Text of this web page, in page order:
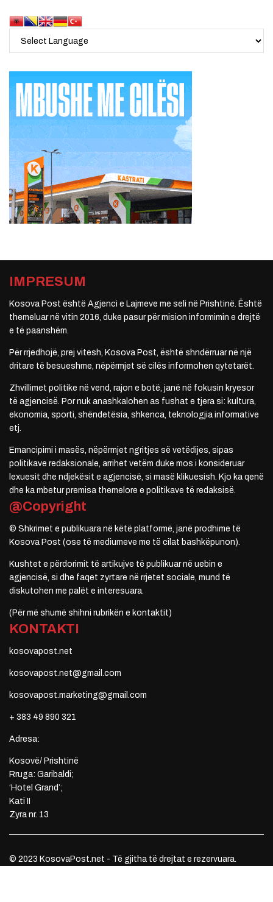
IMPRESUM
Kosova Post është Agjenci e Lajmeve me seli në Prishtinë. Është
themeluar në vitin 2016, duke pasur për mision informimin e drejtë
e të paanshëm.
Për rrjedhojë, prej vitesh, Kosova Post, është shndërruar në një
dritare të besueshme, nëpërmjet së cilës informohen qytetarët.
Zhvillimet politike në vend, rajon e botë, janë në fokusin kryesor
të agjencisë. Por nuk anashkalohen as fushat e tjera si: kultura,
ekonomia, sporti, shëndetësia, shkenca, teknologjia informative
etj.
Emancipimi i masës, nëpërmjet ngritjes së vetëdijes, sipas
politikave redaksionale, arrihet vetëm duke mos i konsideruar
lexuesit dhe ndjekësit e agjencisë, si masë klikuesish. Kjo ka qenë
dhe ka mbetur premisa themelore e politikave të redaksisë.
@Copyright
© Shkrimet e publikuara në këtë platformë, janë prodhime të
Kosova Post (ose të mediumeve me të cilat bashkëpunon).
Kushtet e përdorimit të artikujve të publikuar në uebin e
agjencisë, si dhe faqet zyrtare në rrjetet sociale, mund të
diskutohen me palët e interesuara.
(Për më shumë shihni rubrikën e kontaktit)
KONTAKTI
kosovapost.net
kosovapost.net@gmail.com
kosovapost.marketing@gmail.com
+ 383 49 890 321
Adresa:
Kosovë/ Prishtinë
Rruga: Garibaldi;
‘Hotel Grand’;
Kati II
Zyra nr. 13
© 2023 KosovaPost.net - Të gjitha të drejtat e rezervuara.